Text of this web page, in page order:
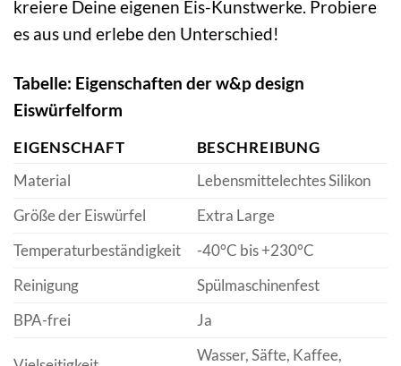
kreiere Deine eigenen Eis-Kunstwerke. Probiere
es aus und erlebe den Unterschied!
Tabelle: Eigenschaften der w&p design
Eiswürfelform
EIGENSCHAFT
BESCHREIBUNG
Material
Lebensmittelechtes Silikon
Größe der Eiswürfel
Extra Large
Temperaturbeständigkeit
-40°C bis +230°C
Reinigung
Spülmaschinenfest
BPA-frei
Ja
Wasser, Säfte, Kaffee,